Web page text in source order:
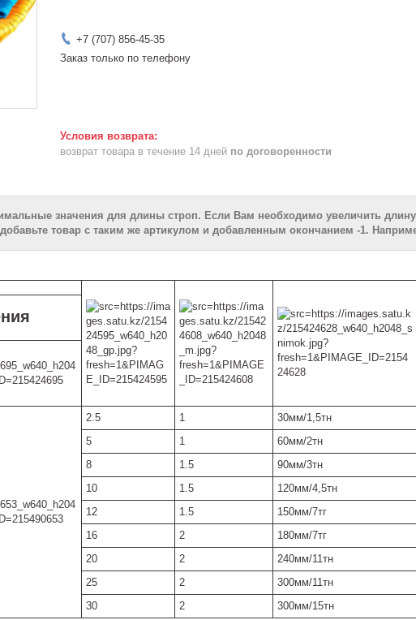
+7 (707) 856-45-35
Заказ только по телефону
возврат товара в течение 14 дней по договоренности
значения для длины строп. Если Вам необходимо увеличить
товар с таким же артикулом и добавленным окончанием -1.
2.5 1 30мм/1,5тн
5
1 60мм/2тн
8
1.5 90мм/3тн
10
1.5 120мм/4,5тн
12
1.5 150мм/7тг
16
2 180мм/7тг
20
2 240мм/11тн
25
2 300мм/11тн
30
2 300мм/15тн